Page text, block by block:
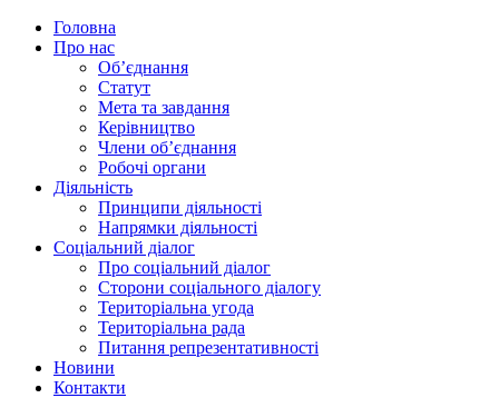
Головна
Про нас
Об’єднання
Статут
Мета та завдання
Керівництво
Члени об’єднання
Робочі органи
Діяльність
Принципи діяльності
Напрямки діяльності
Соціальний діалог
Про соціальний діалог
Сторони соціального діалогу
Територіальна угода
Територіальна рада
Питання репрезентативності
Новини
Контакти